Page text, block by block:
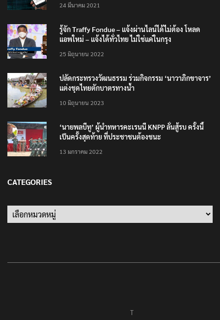
24 มีนาคม 2021
รู้จัก Traffy Fondue – แจ้งผ่านไลน์ได้ไม่ต้อง โหลด
แอพใหม่ – แจ้งได้ทั่วไทย ไม่ใช่แค่ในกรุง
25 มิถุนายน 2022
ปลัดกระทรวงวัฒนธรรม ร่วมกิจกรรม ‘นาวาภิกขาจาร’
แต่งชุดไทยตักบาตรทางน้ำ
10 มิถุนายน 2023
‘นายพลบีทู’ ผู้นำทหารคะเรนนี KNPP ลั่นสู้รบ ครั้งนี้
เป็นครั้งสุดท้าย ที่ประชาชนต้องชนะ
13 มกราคม 2022
CATEGORIES
T